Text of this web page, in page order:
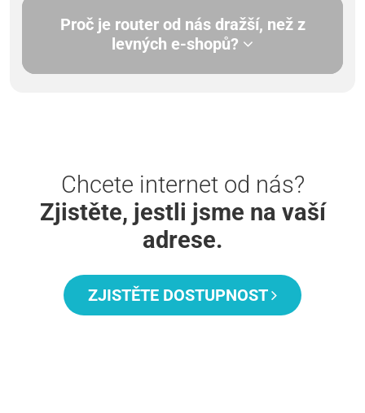
Proč je router od nás dražší, než z
levných e-shopů?
Chcete internet od nás?
Zjistěte, jestli jsme na vaší
adrese.
ZJISTĚTE DOSTUPNOST